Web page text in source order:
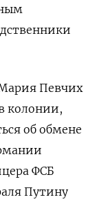
Певчих
колонии,
об обмене
ФСБ
Путину